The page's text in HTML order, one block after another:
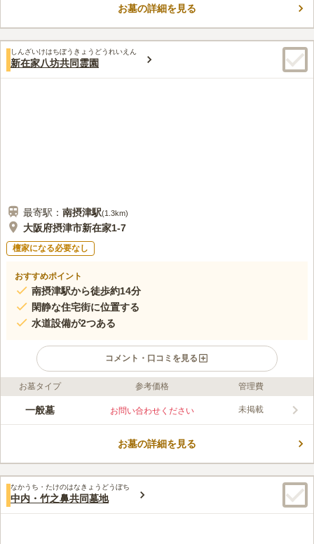
ません。墓地の入り口すぐに水場があり、今では珍しくなった井
口コミ評価
この霊園はまだ誰からも評価されていません。
お墓の詳細を見る
しんざいけはちぼうきょうどうれいえん
新在家八坊共同霊園
最寄駅： 南摂津駅(1.3km)
大阪府摂津市新在家1-7
檀家になる必要なし
おすすめポイント
南摂津駅から徒歩約14分
閑静な住宅街に位置する
水道設備が2つある
コメント・口コミを見る
ライフドット編集部のコメント
閑静な住宅街に位置する共同墓地で、駐車場はありませんが、最
側と、右側の迎え地蔵の隣の2カ所に水道設備があります。付近
口コミ評価
この霊園はまだ誰からも評価されていません。
お墓タイプ 参考価格 管理費
一般墓 お問い合わせください 未掲載
お墓の詳細を見る
なかうち・たけのはなきょうどうぼち
中内・竹之鼻共同墓地